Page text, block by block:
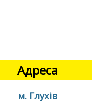
Адреса
м. Глухів